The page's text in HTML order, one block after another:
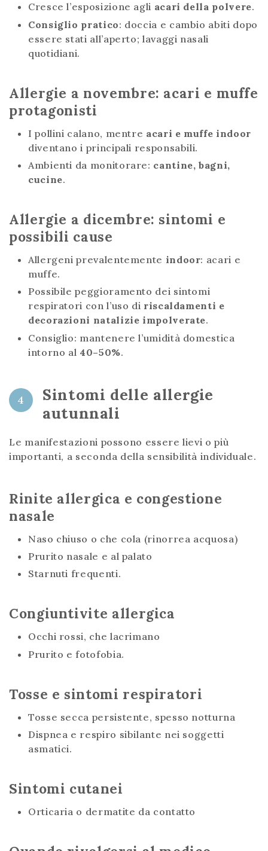
Cresce l’esposizione agli acari della polvere.
Consiglio pratico: doccia e cambio abiti dopo
essere stati all’aperto; lavaggi nasali
quotidiani.
Allergie a novembre: acari e muffe
protagonisti
I pollini calano, mentre acari e muffe indoor
diventano i principali responsabili.
Ambienti da monitorare: cantine, bagni,
cucine.
Allergie a dicembre: sintomi e
possibili cause
Allergeni prevalentemente indoor: acari e
muffe.
Possibile peggioramento dei sintomi
respiratori con l’uso di riscaldamenti e
decorazioni natalizie impolverate.
Consiglio: mantenere l’umidità domestica
intorno al 40–50%.
4
Sintomi delle allergie
autunnali
Le manifestazioni possono essere lievi o più
importanti, a seconda della sensibilità individuale.
Rinite allergica e congestione
nasale
Naso chiuso o che cola (rinorrea acquosa)
Prurito nasale e al palato
Starnuti frequenti.
Congiuntivite allergica
Occhi rossi, che lacrimano
Prurito e fotofobia.
Tosse e sintomi respiratori
Tosse secca persistente, spesso notturna
Dispnea e respiro sibilante nei soggetti
asmatici.
Sintomi cutanei
Orticaria o dermatite da contatto